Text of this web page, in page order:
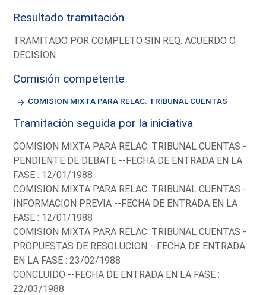
Resultado tramitación
TRAMITADO POR COMPLETO SIN REQ. ACUERDO O
DECISION
Comisión competente
COMISION MIXTA PARA RELAC. TRIBUNAL CUENTAS
Tramitación seguida por la iniciativa
COMISION MIXTA PARA RELAC. TRIBUNAL CUENTAS -
PENDIENTE DE DEBATE --FECHA DE ENTRADA EN LA
FASE : 12/01/1988
COMISION MIXTA PARA RELAC. TRIBUNAL CUENTAS -
INFORMACION PREVIA --FECHA DE ENTRADA EN LA
FASE : 12/01/1988
COMISION MIXTA PARA RELAC. TRIBUNAL CUENTAS -
PROPUESTAS DE RESOLUCION --FECHA DE ENTRADA
EN LA FASE : 23/02/1988
CONCLUIDO --FECHA DE ENTRADA EN LA FASE :
22/03/1988